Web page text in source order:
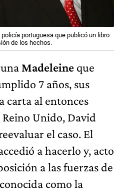
portuguesa que publicó un libro
de los hechos.
Madeleine que
7 años, sus
carta al entonces
Unido, David
el caso. El
a hacerlo y, acto
a las fuerzas de
como la